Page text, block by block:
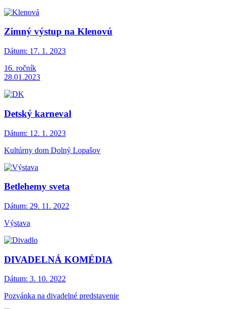
Zimný výstup na Klenovú
Dátum: 17. 1. 2023
16. ročník
28.01.2023
Detský karneval
Dátum: 12. 1. 2023
Kultúrny dom Dolný Lopašov
Betlehemy sveta
Dátum: 29. 11. 2022
Výstava
DIVADELNÁ KOMÉDIA
Dátum: 3. 10. 2022
Pozvánka na divadelné predstavenie